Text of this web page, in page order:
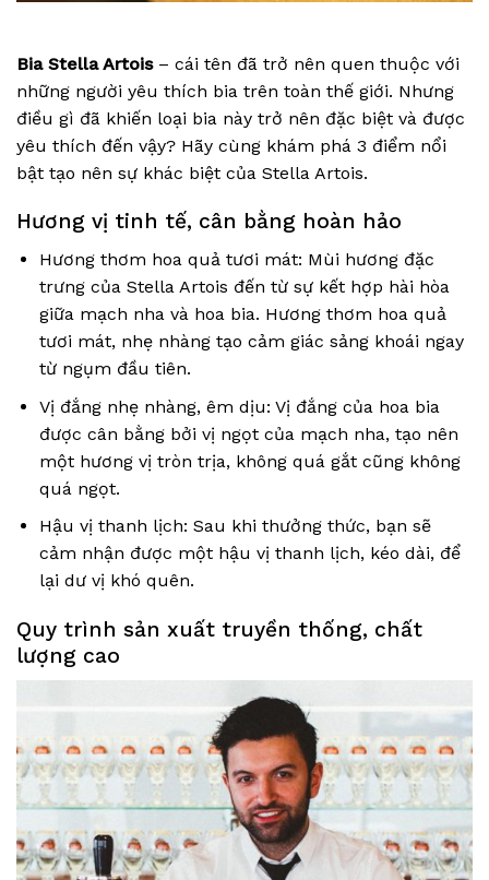
Bia Stella Artois– cái tên đã trở nên quen thuộc với
những người yêu thích bia trên toàn thế giới. Nhưng
điều gì đã khiến loại bia này trở nên đặc biệt và được
yêu thích đến vậy? Hãy cùng khám phá 3 điểm nổi
bật tạo nên sự khác biệt của Stella Artois.
Hương vị tinh tế, cân bằng hoàn hảo
Hương thơm hoa quả tươi mát: Mùi hương đặc
trưng của Stella Artois đến từ sự kết hợp hài hòa
giữa mạch nha và hoa bia. Hương thơm hoa quả
tươi mát, nhẹ nhàng tạo cảm giác sảng khoái ngay
từ ngụm đầu tiên.
Vị đắng nhẹ nhàng, êm dịu: Vị đắng của hoa bia
được cân bằng bởi vị ngọt của mạch nha, tạo nên
một hương vị tròn trịa, không quá gắt cũng không
quá ngọt.
Hậu vị thanh lịch: Sau khi thưởng thức, bạn sẽ
cảm nhận được một hậu vị thanh lịch, kéo dài, để
lại dư vị khó quên.
Quy trình sản xuất truyền thống, chất
lượng cao